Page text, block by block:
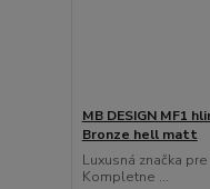
MB DESIGN MF1
Bronze hell matt
Luxusná značka
Kompletne ...